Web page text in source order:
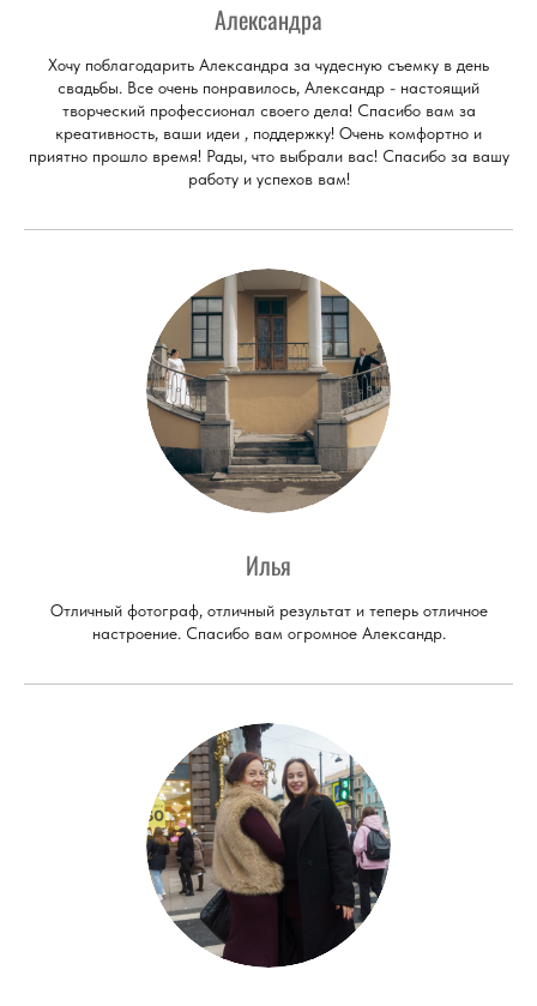
Александра
Хочу поблагодарить Александра за чудесную съемку в день
свадьбы. Все очень понравилось, Александр - настоящий
творческий профессионал своего дела! Спасибо вам за
креативность, ваши идеи , поддержку! Очень комфортно и
приятно прошло время! Рады, что выбрали вас! Спасибо за вашу
работу и успехов вам!
Илья
Отличный фотограф, отличный результат и теперь отличное
настроение. Спасибо вам огромное Александр.